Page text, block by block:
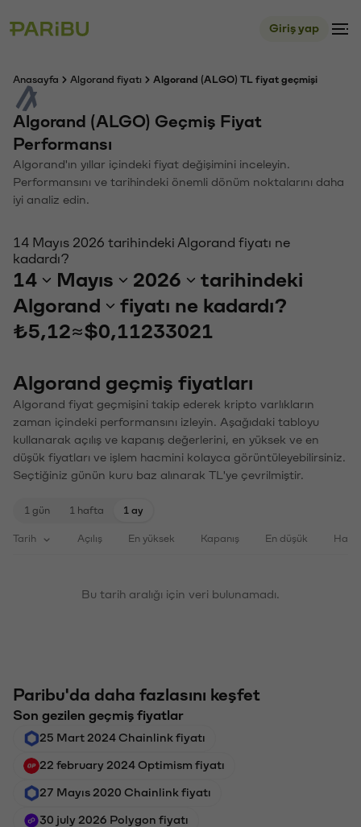
Giriş yap
Anasayfa Algorand fiyatı Algorand (ALGO) TL fiyat geçmişi
Algorand (ALGO) Geçmiş Fiyat
Performansı
Algorand'ın yıllar içindeki fiyat değişimini inceleyin.
Performansını ve tarihindeki önemli dönüm noktalarını daha
iyi analiz edin.
14 Mayıs 2026 tarihindeki Algorand fiyatı ne
kadardı?
14 Mayıs 2026
tarihindeki
Algorand
fiyatı ne kadardı?
₺5,12≈$0,11233021
Algorand geçmiş fiyatları
Algorand fiyat geçmişini takip ederek kripto varlıkların
zaman içindeki performansını izleyin. Aşağıdaki tabloyu
kullanarak açılış ve kapanış değerlerini, en yüksek ve en
düşük fiyatları ve işlem hacmini kolayca görüntüleyebilirsiniz.
Seçtiğiniz günün kuru baz alınarak TL'ye çevrilmiştir.
1 gün 1 hafta 1 ay
Tarih Açılış En yüksek Kapanış En düşük
Bu tarih aralığı için veri bulunamadı.
Paribu'da daha fazlasını keşfet
Son gezilen geçmiş fiyatlar
25 Mart 2024 Chainlink fiyatı
22 february 2024 Optimism fiyatı
27 Mayıs 2020 Chainlink fiyatı
30 july 2026 Polygon fiyatı